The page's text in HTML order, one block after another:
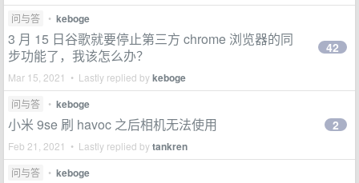
问与答 • keboge
3 月 15 日谷歌就要停止第三方 chrome 浏览器的同
步功能了，我该怎么办？
Mar 15, 2021 • Lastly replied bykeboge
42
问与答 • keboge
小米 9se 刷 havoc 之后相机无法使用
Feb 21, 2021 • Lastly replied bytankren
2
问与答 • keboge